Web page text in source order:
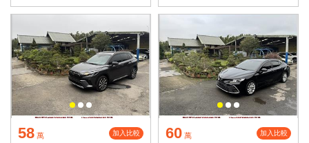
58 萬 加入比較 60 萬 加入比較